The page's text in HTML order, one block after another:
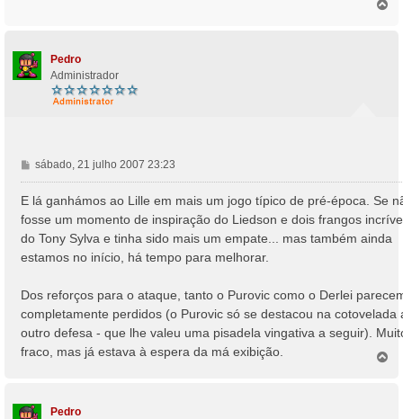
Pedro
Administrador
M
e
n
a
g
e
sábado, 21 julho 2007 23:23
E lá ganhámos ao Lille em mais um jogo típico de pré-época. Se
fosse um momento de inspiração do Liedson e dois frangos
do Tony Sylva e tinha sido mais um empate... mas também ainda
estamos no início, há tempo para melhorar.
Dos reforços para o ataque, tanto o Purovic como o Derlei
completamente perdidos (o Purovic só se destacou na cotovelada
outro defesa - que lhe valeu uma pisadela vingativa a seguir).
fraco, mas já estava à espera da má exibição.
Pedro